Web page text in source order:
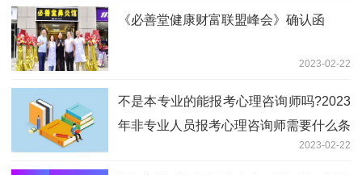
《必善堂健康财富联盟峰会》确认函
2023-02-22
不是本专业的能报考心理咨询师吗?2023
年非专业人员报考心理咨询师需要什么条
2023-02-22